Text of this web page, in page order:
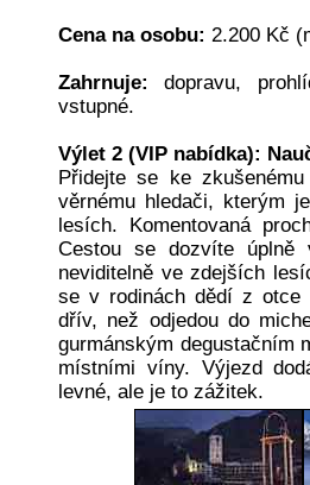
Cena na osobu: 2.200 Kč
Zahrnuje:
dopravu,
vstupné.
Výlet 2 (VIP nabídka):
Přidejte se ke
věrnému hledači, kterým
lesích. Komentovaná
Cestou se dozvíte
neviditelně ve zdejších
se v rodinách dědí z otce
dřív, než odjedou do
gurmánským degustačním
místními víny. Výjezd
levné, ale je to zážitek.